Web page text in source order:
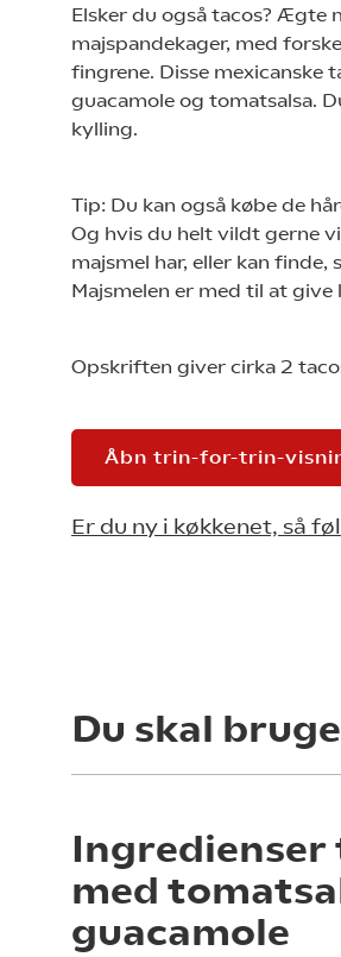
Elsker du også tacos? Ægte
majspandekager, med
fingrene. Disse mexicanske
guacamole og tomatsalsa.
kylling.
Tip: Du kan også købe de
Og hvis du helt vildt gerne
majsmel har, eller kan finde,
Majsmelen er med til at
Opskriften giver cirka 2
Åbn trin-for-trin-
Er du ny i køkkenet, så
Du skal bruge
Ingredienser
med
guacamole